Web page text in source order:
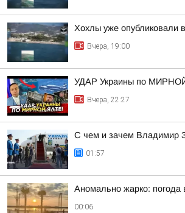
Хохлы уже опубликовали
Вчера, 19:00
УДАР Украины по
Вчера, 22:27
С чем и зачем Владимир
01:57
Аномально жарко: погода
00:06